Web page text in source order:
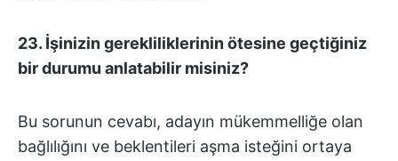
23. İşinizin gerekliliklerinin ötesine geçtiğiniz
bir durumu anlatabilir misiniz?
Bu sorunun cevabı, adayın mükemmelliğe olan
bağlılığını ve beklentileri aşma isteğini ortaya